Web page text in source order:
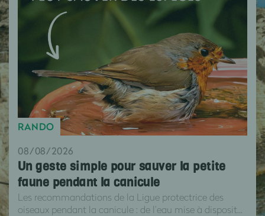
RANDO
08/08/2026
Un geste simple pour sauver la petite
faune pendant la canicule
Les recommandations de la Ligue protectrice des
oiseaux pendant la canicule : de l’eau mise à disposit...